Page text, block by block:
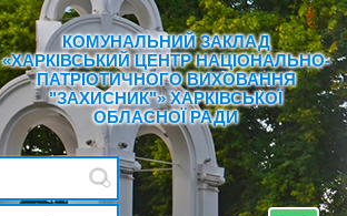
КОМУНАЛЬНИЙ ЗАКЛАД
«ХАРКІВСЬКИЙ ЦЕНТР НАЦІОНАЛЬНО-
ПАТРІОТИЧНОГО ВИХОВАННЯ
"ЗАХИСНИК"» ХАРКІВСЬКОЇ
ОБЛАСНОЇ РАДИ